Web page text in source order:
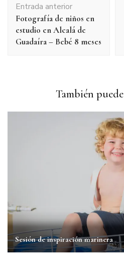
Entrada anterior
Fotografía de niños en
estudio en Alcalá de
Guadaíra – Bebé 8 meses
También
Sesión de inspiración marinera